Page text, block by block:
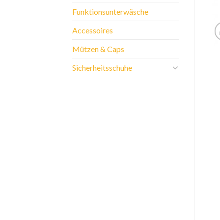
Funktionsunterwäsche
Accessoires
Mützen & Caps
Sicherheitsschuhe